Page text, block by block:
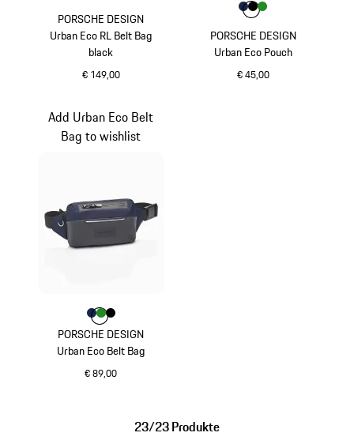
PORSCHE DESIGN
Urban Eco RL Belt Bag
black
€ 149,00
PORSCHE DESIGN
Urban Eco Pouch
€ 45,00
Farbe
Farbe
FarbeFarbe
PORSCHE DESIGN
Urban Eco Belt Bag
€ 89,00
Add Urban Eco Belt
Bag to wishlist
Farbe
Farbe
FarbeFarbe
23/23 Produkte